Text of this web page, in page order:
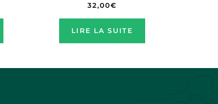
32,00€
LIRE LA SUITE